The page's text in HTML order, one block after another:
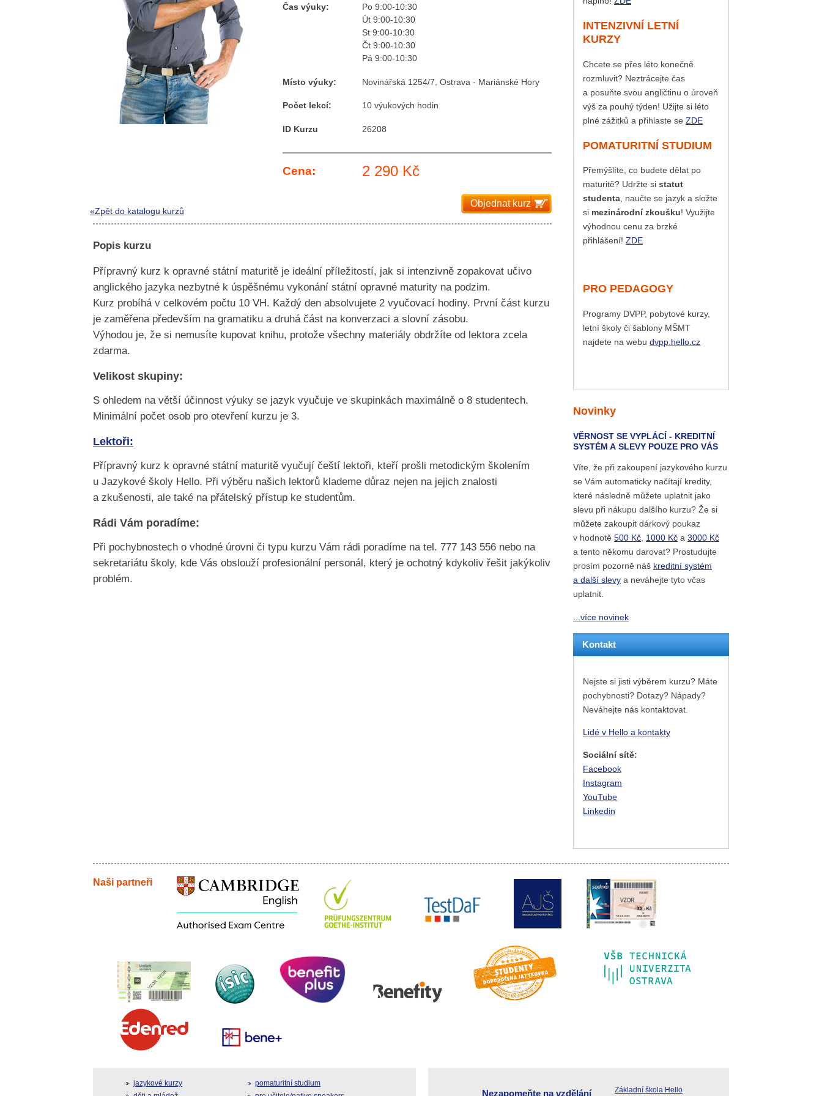
Čas výuky:
Po 9:00-10:30
Út 9:00-10:30
St 9:00-10:30
Čt 9:00-10:30
Pá 9:00-10:30
Místo výuky: Novinářská 1254/7, Ostrava - Mariánské Hory
Počet lekcí: 10 výukových hodin
ID Kurzu 26208
Cena: 2 290 Kč
«Zpět do katalogu kurzů
Objednat kurz
Popis kurzu
Přípravný kurz k opravné státní maturitě je ideální příležitostí, jak si intenzivně zopakovat učivo
anglického jazyka nezbytné k úspěšnému vykonání státní opravné maturity na podzim.
Kurz probíhá v celkovém počtu 10 VH. Každý den absolvujete 2 vyučovací hodiny. První část kurzu
je zaměřena především na gramatiku a druhá část na konverzaci a slovní zásobu.
Výhodou je, že si nemusíte kupovat knihu, protože všechny materiály obdržíte od lektora zcela
zdarma.
Velikost skupiny:
S ohledem na větší účinnost výuky se jazyk vyučuje ve skupinkách maximálně o 8 studentech.
Minimální počet osob pro otevření kurzu je 3.
Lektoři:
Přípravný kurz k opravné státní maturitě vyučují čeští lektoři, kteří prošli metodickým školením
u Jazykové školy Hello. Při výběru našich lektorů klademe důraz nejen na jejich znalosti
a zkušenosti, ale také na přátelský přístup ke studentům.
Rádi Vám poradíme:
Při pochybnostech o vhodné úrovni či typu kurzu Vám rádi poradíme na tel. 777 143 556 nebo na
sekretariátu školy, kde Vás obslouží profesionální personál, který je ochotný kdykoliv řešit jakýkoliv
problém.
INTENZIVNÍ LETNÍ
KURZY
Chcete se přes léto konečně
rozmluvit? Neztrácejte čas
a posuňte svou angličtinu o úroveň
výš za pouhý týden! Užijte si léto
plné zážitků a přihlaste se ZDE
POMATURITNÍ STUDIUM
Přemýšlíte, co budete dělat po
maturitě? Udržte si statut
studenta, naučte se jazyk a složte
si mezinárodní zkoušku! Využijte
výhodnou cenu za brzké
přihlášení! ZDE
PRO PEDAGOGY
Programy DVPP, pobytové kurzy,
letní školy či šablony MŠMT
najdete na webu dvpp.hello.cz
Novinky
VĚRNOST SE VYPLÁCÍ - KREDITNÍ
SYSTÉM A SLEVY POUZE PRO VÁS
Víte, že při zakoupení jazykového kurzu
se Vám automaticky načítají kredity,
které následně můžete uplatnit jako
slevu při nákupu dalšího kurzu? Že si
můžete zakoupit dárkový poukaz
v hodnotě 500 Kč, 1000 Kč a 3000 Kč
a tento někomu darovat? Prostudujte
prosím pozorně náš kreditní systém
a další slevy a neváhejte tyto včas
uplatnit.
...více novinek
Kontakt
Nejste si jisti výběrem kurzu? Máte
pochybnosti? Dotazy? Nápady?
Neváhejte nás kontaktovat.
Lidé v Hello a kontakty
Sociální sítě:
Facebook
Instagram
YouTube
Linkedin
Naši partneři
jazykové kurzy
pomaturitní studium
Nezapomeňte na vzdělání Základní škola Hello